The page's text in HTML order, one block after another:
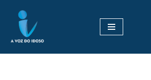
Pular
para